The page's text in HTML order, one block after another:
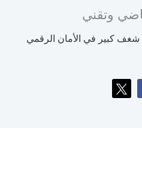
وتقني
شغف كبير في الأمان الرقمي